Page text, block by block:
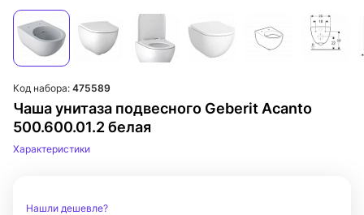
Чаша унитаза подвесного Geberit Acanto
500.600.01.2 белая
Код набора: 475589
Характеристики
Нашли дешевле?